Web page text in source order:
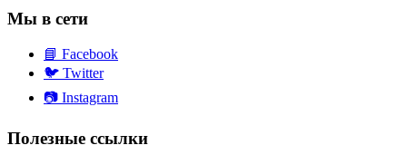
Мы в сети
📘 Facebook
🐦 Twitter
📷 Instagram
Полезные ссылки